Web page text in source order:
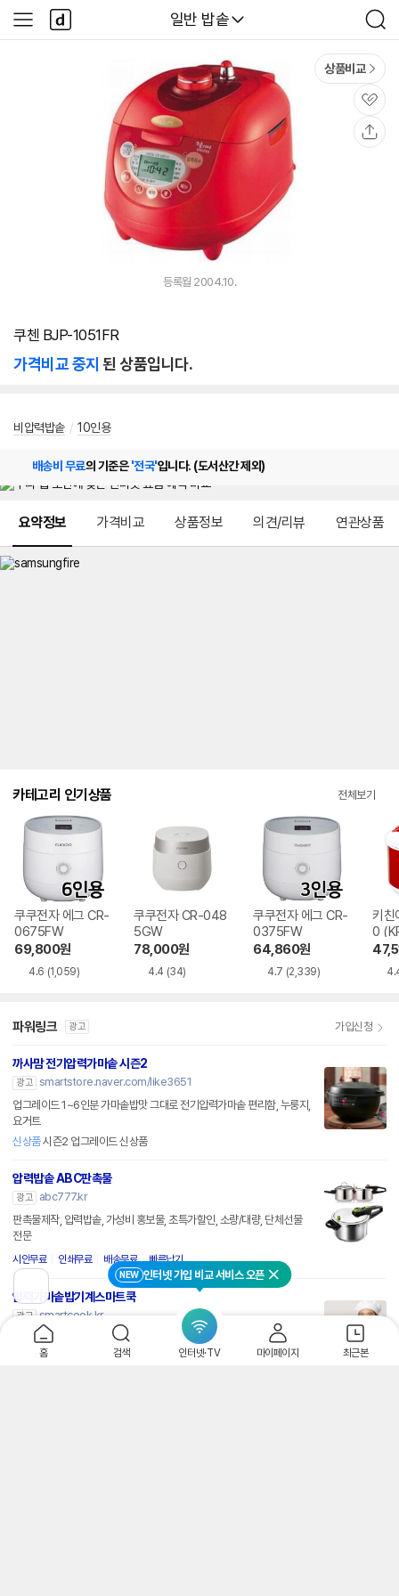
다나와
일반 밥솥
검
색
사
이
다
나
와
NEW 인터넷 가입 비교 서비스 오픈 닫기
홈 검색 인터넷·TV 마이페이지 최근본
상품비교
관
심
등록월 2004.10.
쿠첸 BJP-1051FR
가격비교 중지 된 상품입니다.
비압력밥솥 / 10인용
배송비 무료의 기준은'전국'입니다. (도서산간 제외)
요약정보 가격비교 상품정보 의견/리뷰 연관상품
카테고리 인기상품 전체보기
쿠쿠전자 에그 CR-
0675FW
69,800원
4.6 (1,059)
쿠쿠전자 CR-048
5GW
78,000원
4.4 (34)
쿠쿠전자 에그 CR-
0375FW
64,860원
4.7 (2,339)
키친
0
파워링크 광고 가입신청
까사맘 전기압력가마솥 시즌2
광고 smartstore.naver.com/like3651
업그레이드 1~6인분 가마솥밥맛 그대로 전기압력가마솥 편리함, 누룽지,
요거트
신상품시즌2 업그레이드 신상품
압력밥솥 ABC판촉물
광고
abc777.kr
판촉물제작, 압력밥솥, 가성비 홍보물, 초특가할인, 소량/대량, 단체선물
전문
시안무료 인쇄무료 배송무료 빠른납기
압력가마솥밥기계스마트쿡
광고
smartcook.kr
전통가마솥의원리를 현대적으로재현 한 업소용솥밥기계 밥맛은 업소식
당 매출상승에 필수
전
페
이
지